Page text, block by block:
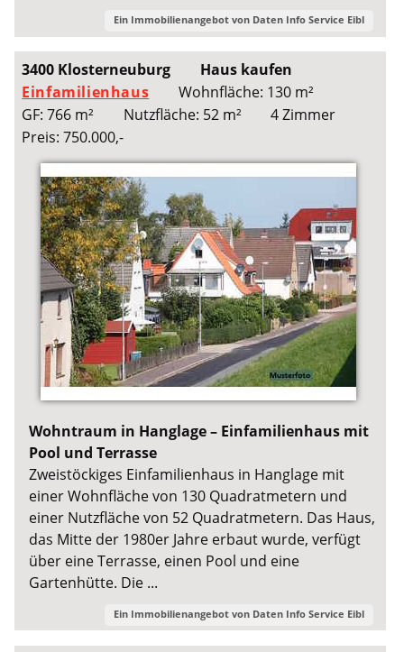
Ein Immobilienangebot von Daten Info Service Eibl
3400 Klosterneuburg
Haus kaufen
Einfamilienhaus
Wohnfläche: 130 m²
GF: 766 m²
Nutzfläche: 52 m²
4 Zimmer
Preis: 750.000,-
Wohntraum in Hanglage – Einfamilienhaus mit
Pool und Terrasse
Zweistöckiges Einfamilienhaus in Hanglage mit
einer Wohnfläche von 130 Quadratmetern und
einer Nutzfläche von 52 Quadratmetern. Das Haus,
das Mitte der 1980er Jahre erbaut wurde, verfügt
über eine Terrasse, einen Pool und eine
Gartenhütte. Die ...
Ein Immobilienangebot von Daten Info Service Eibl